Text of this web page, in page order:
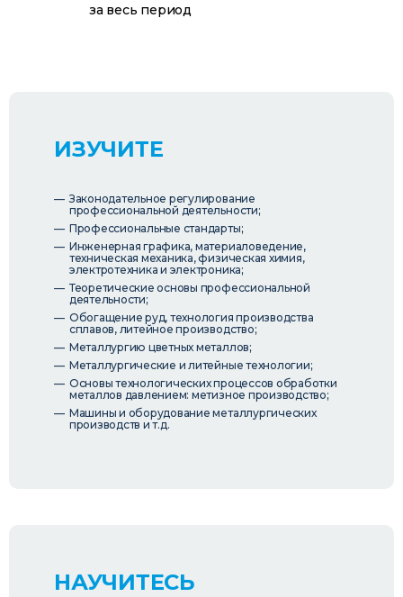
за весь период
ИЗУЧИТЕ
Законодательное регулирование
профессиональной деятельности;
Профессиональные стандарты;
Инженерная графика, материаловедение,
техническая механика, физическая химия,
электротехника и электроника;
Теоретические основы профессиональной
деятельности;
Обогащение руд, технология производства
сплавов, литейное производство;
Металлургию цветных металлов;
Металлургические и литейные технологии;
Основы технологических процессов обработки
металлов давлением: метизное производство;
Машины и оборудование металлургических
производств и т.д.
НАУЧИТЕСЬ